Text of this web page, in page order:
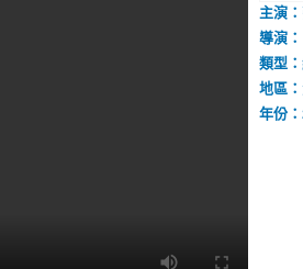
主演：
導演：
類型：
地區：
年份：